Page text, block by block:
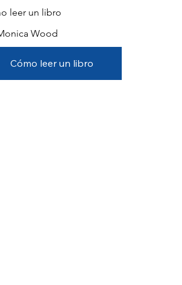
leer un libro
Wood
Cómo leer un libro